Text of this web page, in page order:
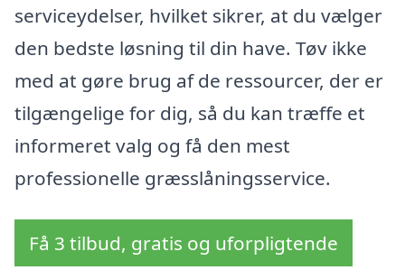
serviceydelser, hvilket sikrer, at du vælger
den bedste løsning til din have. Tøv ikke
med at gøre brug af de ressourcer, der er
tilgængelige for dig, så du kan træffe et
informeret valg og få den mest
professionelle græsslåningsservice.
Få 3 tilbud, gratis og uforpligtende